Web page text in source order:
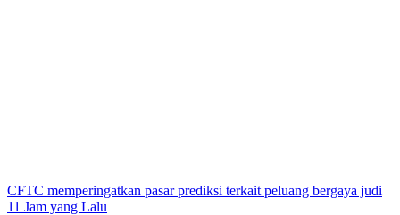
CFTC memperingatkan pasar prediksi terkait peluang bergaya judi
11 Jam yang Lalu